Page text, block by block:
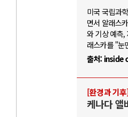
미국 국립과
면서 알래스
와 기상 예측,
래스카를 "눈
출처: inside
[환경과 기
케나다 앨